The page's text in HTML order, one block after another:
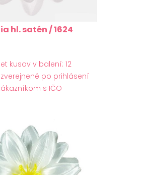
hl. satén / 1624
kusov v balení: 12
po prihlásení
s IČO